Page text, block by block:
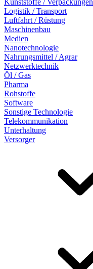
Kunststoffe / Verpackungen
Logistik / Transport
Luftfahrt / Rüstung
Maschinenbau
Medien
Nanotechnologie
Nahrungsmittel / Agrar
Netzwerktechnik
Öl / Gas
Pharma
Rohstoffe
Software
Sonstige Technologie
Telekommunikation
Unterhaltung
Versorger